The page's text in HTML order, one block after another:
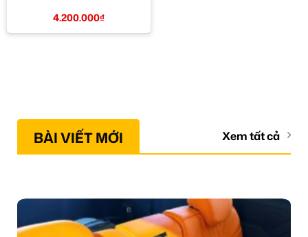
4.200.000₫
BÀI VIẾT MỚI Xem tất cả